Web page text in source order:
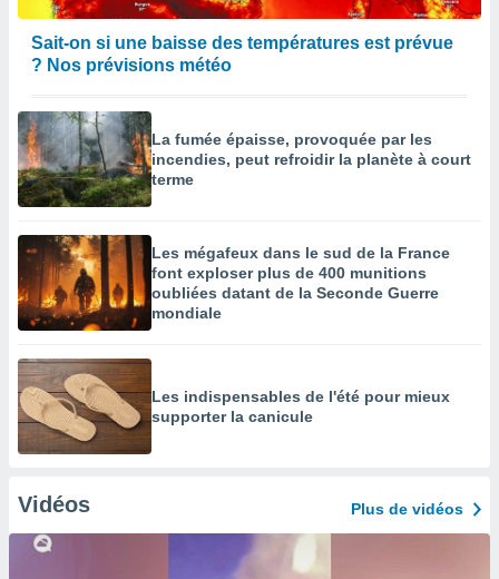
Sait-on si une baisse des températures est prévue
? Nos prévisions météo
La fumée épaisse, provoquée par les
incendies, peut refroidir la planète à court
terme
Les mégafeux dans le sud de la France
font exploser plus de 400 munitions
oubliées datant de la Seconde Guerre
mondiale
Les indispensables de l'été pour mieux
supporter la canicule
Vidéos Plus de vidéos